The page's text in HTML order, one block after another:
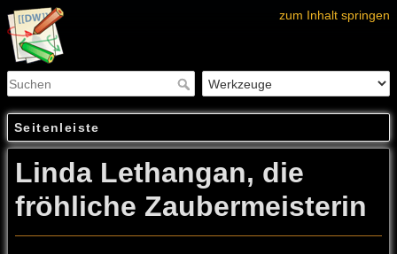
zum Inhalt springen
Seitenleiste
Linda Lethangan, die
fröhliche Zaubermeisterin